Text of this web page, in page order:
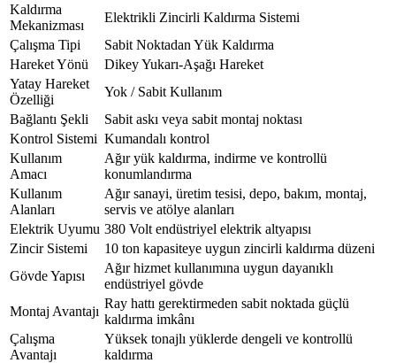
Kaldırma
Mekanizması
Elektrikli Zincirli Kaldırma Sistemi
Çalışma Tipi
Sabit Noktadan Yük Kaldırma
Hareket Yönü
Dikey Yukarı-Aşağı Hareket
Yatay Hareket
Özelliği
Yok / Sabit Kullanım
Bağlantı Şekli
Sabit askı veya sabit montaj noktası
Kontrol Sistemi Kumandalı kontrol
Kullanım
Amacı
Ağır yük kaldırma, indirme ve kontrollü
konumlandırma
Kullanım
Alanları
Ağır sanayi, üretim tesisi, depo, bakım, montaj,
servis ve atölye alanları
Elektrik Uyumu 380 Volt endüstriyel elektrik altyapısı
Zincir Sistemi
10 ton kapasiteye uygun zincirli kaldırma düzeni
Gövde Yapısı
Ağır hizmet kullanımına uygun dayanıklı
endüstriyel gövde
Montaj Avantajı
Ray hattı gerektirmeden sabit noktada güçlü
kaldırma imkânı
Çalışma
Avantajı
Yüksek tonajlı yüklerde dengeli ve kontrollü
kaldırma